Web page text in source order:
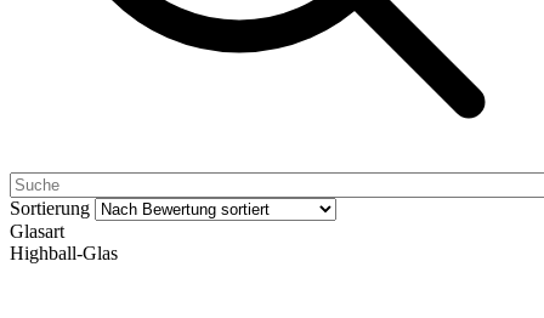
Sortierung
Glasart
Highball-Glas